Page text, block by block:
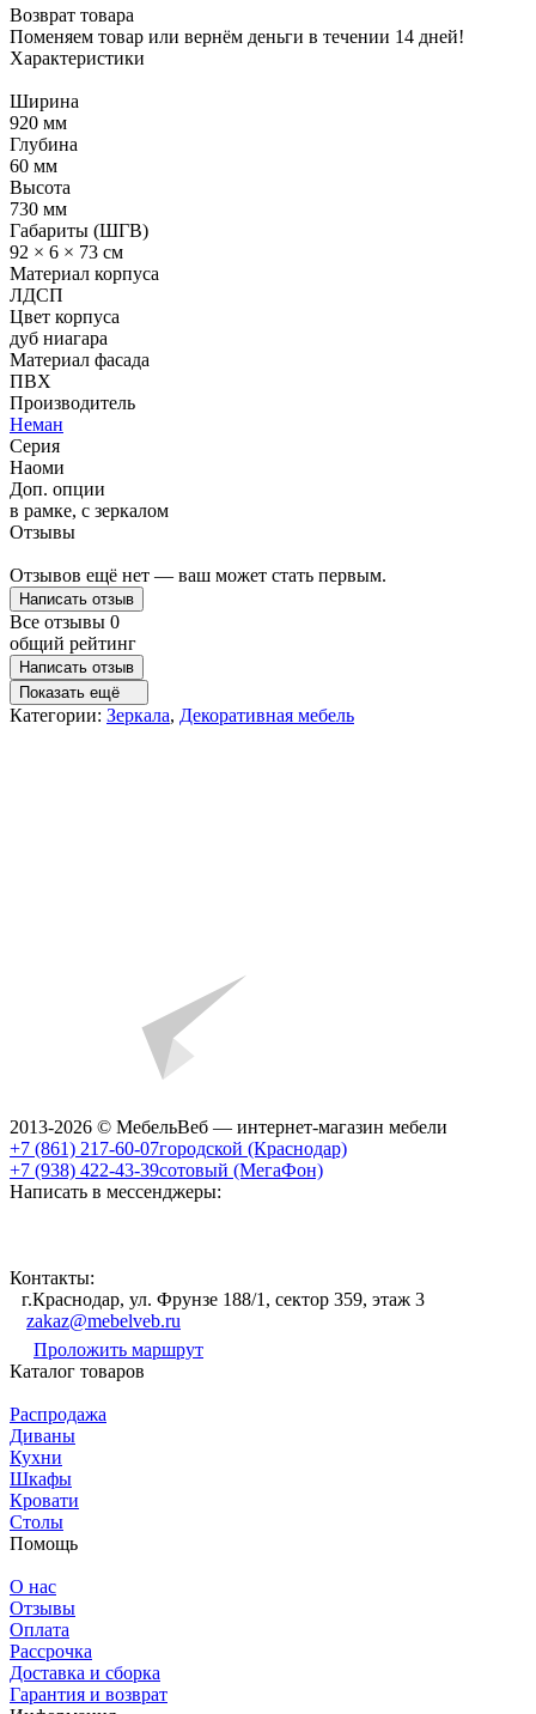
Возврат товара
Поменяем товар или вернём деньги в течении 14 дней!
Характеристики
Ширина
920 мм
Глубина
60 мм
Высота
730 мм
Габариты (ШГВ)
92 × 6 × 73 см
Материал корпуса
ЛДСП
Цвет корпуса
дуб ниагара
Материал фасада
ПВХ
Производитель
Неман
Серия
Наоми
Доп. опции
в рамке, с зеркалом
Отзывы
Отзывов ещё нет — ваш может стать первым.
Написать отзыв
Все отзывы 0
общий рейтинг
Написать отзыв
Показать ещё
Категории: Зеркала, Декоративная мебель
2013-2026 © МебельВеб — интернет-магазин мебели
+7 (861) 217-60-07городской (Краснодар)
+7 (938) 422-43-39сотовый (МегаФон)
Написать в мессенджеры:
Контакты:
г.Краснодар, ул. Фрунзе 188/1, сектор 359, этаж 3
zakaz@mebelveb.ru
Проложить маршрут
Каталог товаров
Распродажа
Диваны
Кухни
Шкафы
Кровати
Столы
Помощь
О нас
Отзывы
Оплата
Рассрочка
Доставка и сборка
Гарантия и возврат